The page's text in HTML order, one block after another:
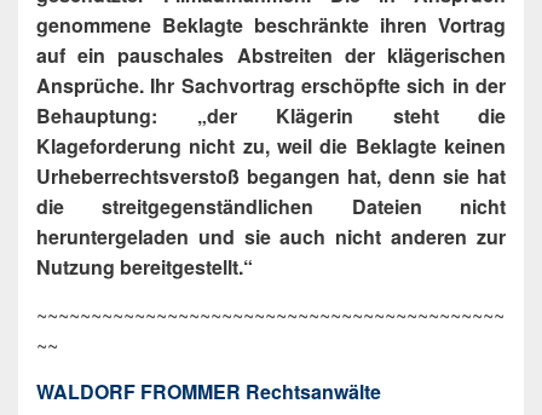
genommene Beklagte beschränkte ihren Vortrag
auf ein pauschales Abstreiten der klägerischen
Ansprüche. Ihr Sachvortrag erschöpfte sich in der
Behauptung: „der Klägerin steht die
Klageforderung nicht zu, weil die Beklagte keinen
Urheberrechtsverstoß begangen hat, denn sie hat
die streitgegenständlichen Dateien nicht
heruntergeladen und sie auch nicht anderen zur
Nutzung bereitgestellt.“
~~~~~~~~~~~~~~~~~~~~~~~~~~~~~~~~~~~~~~~~~~~
~~
WALDORF FROMMER Rechtsanwälte